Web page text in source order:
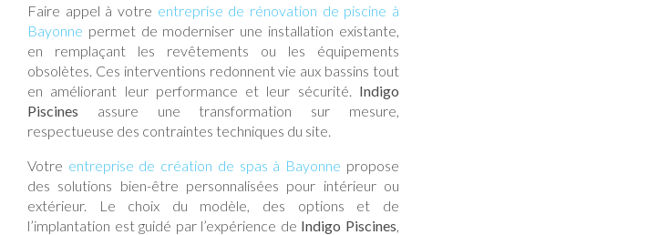
Faire appel à votre entreprise de rénovation de piscine à
Bayonne permet de moderniser une installation existante,
en remplaçant les revêtements ou les équipements
obsolètes. Ces interventions redonnent vie aux bassins tout
en améliorant leur performance et leur sécurité. Indigo
Piscines assure une transformation sur mesure,
respectueuse des contraintes techniques du site.
Votre entreprise de création de spas à Bayonne propose
des solutions bien-être personnalisées pour intérieur ou
extérieur. Le choix du modèle, des options et de
l’implantation est guidé par l’expérience de Indigo Piscines